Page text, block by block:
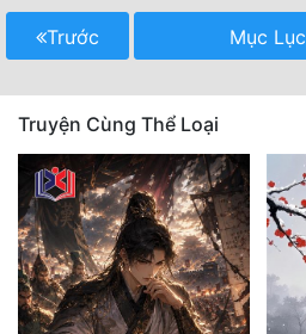
Ngược
Nữ Phụ
Phong Thủy - Tâm Linh
Phương Tây
Phản Phái
Quan Trường
Trước Mục Lục
Truyện Cùng Thể Loại